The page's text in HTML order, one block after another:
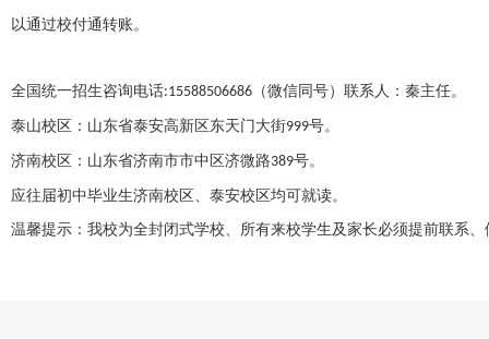
以通过校付通转账。
全国统一招生咨询电话:15588506686 （微信同号）联系人：秦主任。
泰山校区：山东省泰安高新区东天门大街999号。
济南校区：山东省济南市市中区济微路389号。
应往届初中毕业生济南校区、泰安校区均可就读。
温馨提示：我校为全封闭式学校、所有来校学生及家长必须提前联系